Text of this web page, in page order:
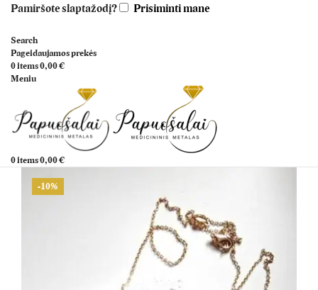
Pamiršote slaptažodį? Prisiminti mane
Search
Pageidaujamos prekės
0items0,00€
Meniu
0items0,00€
-10%